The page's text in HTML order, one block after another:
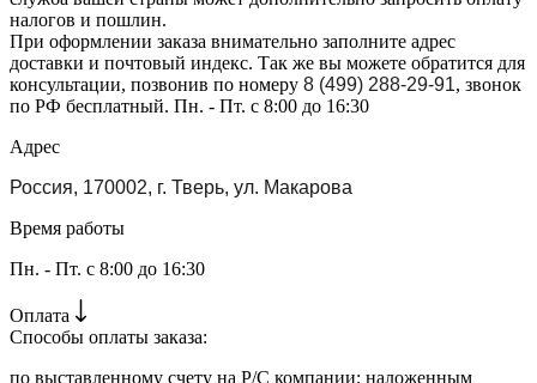
налогов и пошлин.
При оформлении заказа внимательно заполните адрес
доставки и почтовый индекс. Так же вы можете обратится для
консультации, позвонив по номеру 8 (499) 288-29-91, звонок
по РФ бесплатный. Пн. - Пт. с 8:00 до 16:30
Адрес
Россия, 170002, г. Тверь, ул. Макарова
Время работы
Пн. - Пт. с 8:00 до 16:30
Оплата
Способы оплаты заказа:
по выставленному счету на Р/С компании; наложенным